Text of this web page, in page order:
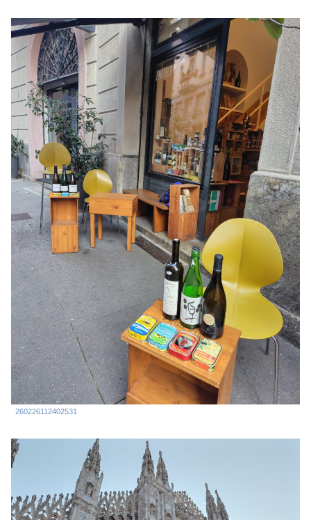
260226112402531